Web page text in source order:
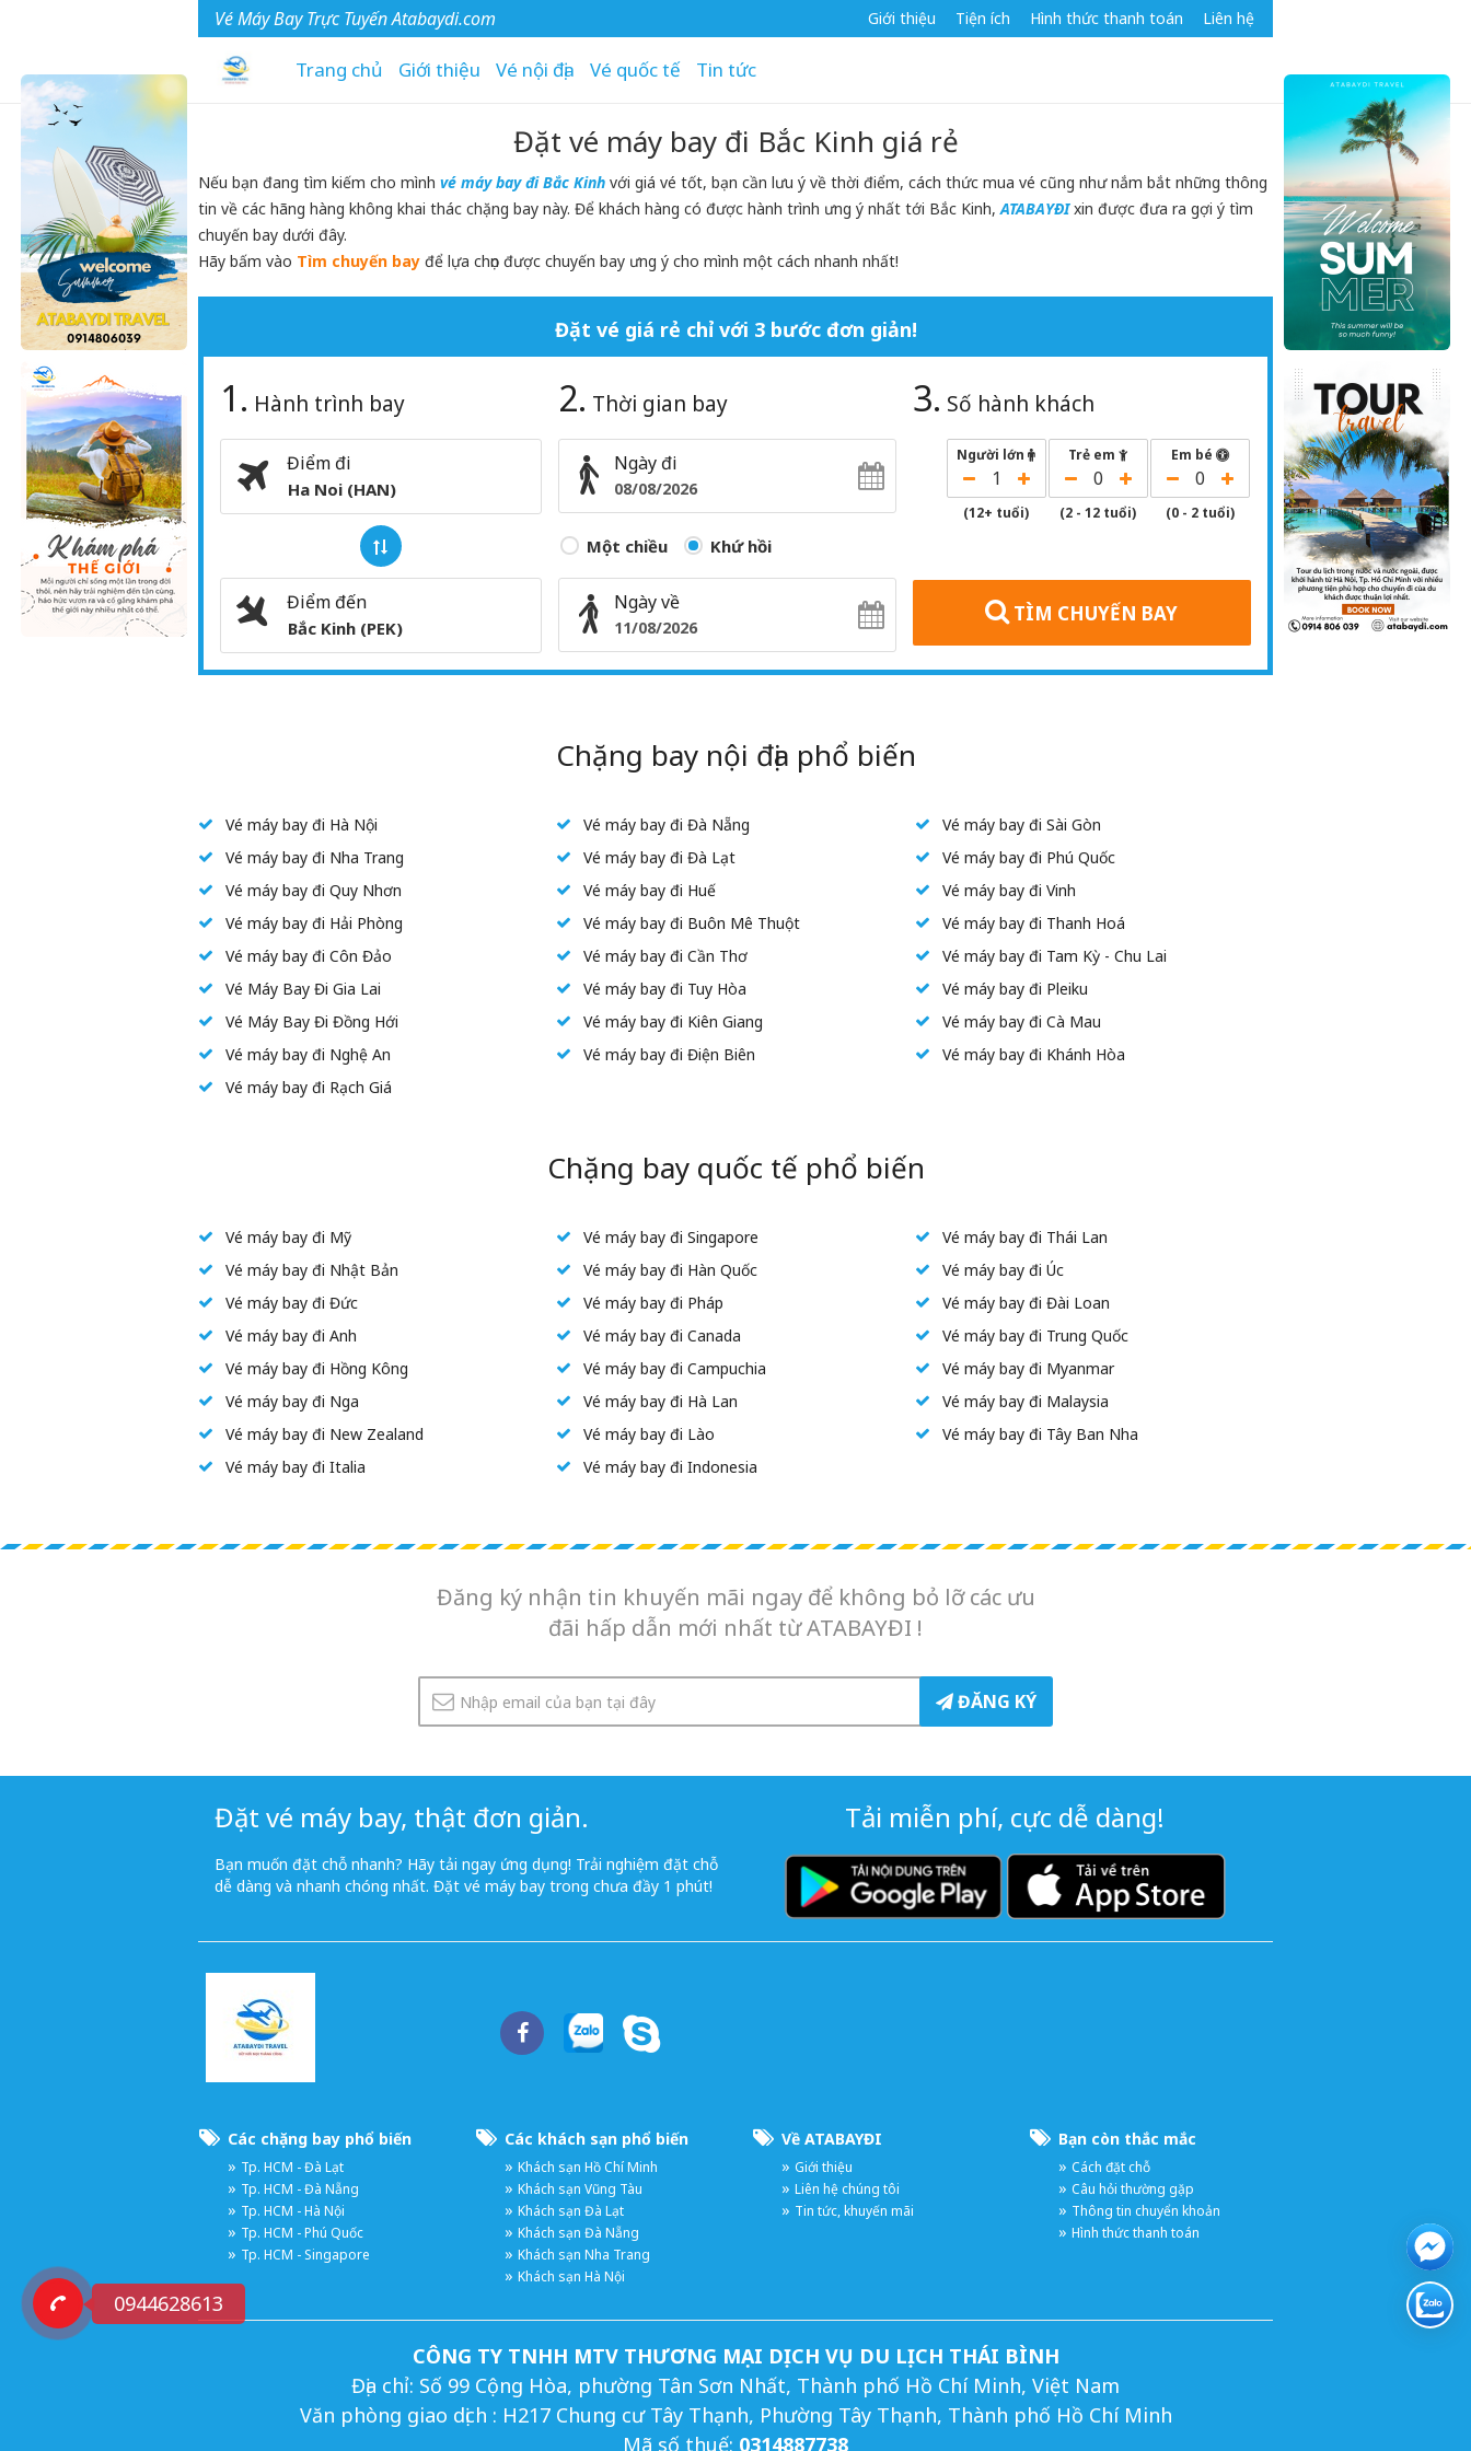
Vé Máy Bay Trực Tuyến Atabaydi.com Giới thiệu Tiện ích Hình thức thanh toán Liên hệ
Trang chủ Giới thiệu Vé nội địa Vé quốc tế Tin tức
Đặt vé máy bay đi Bắc Kinh giá rẻ
Nếu bạn đang tìm kiếm cho mình vé máy bay đi Bắc Kinh với giá vé tốt, bạn cần lưu ý về thời điểm, cách thức mua vé cũng như nắm bắt những thông
tin về các hãng hàng không khai thác chặng bay này. Để khách hàng có được hành trình ưng ý nhất tới Bắc Kinh,ATABAYĐIxin được đưa ra gợi ý tìm
chuyến bay dưới đây.
Hãy bấm vào Tìm chuyến bay để lựa chọn được chuyến bay ưng ý cho mình một cách nhanh nhất!
Đặt vé giá rẻ chỉ với 3 bước đơn giản!
1. Hành trình bay
Điểm đi
Ha Noi (HAN)
Điểm đến
Bắc Kinh (PEK)
2. Thời gian bay
Ngày đi
Một chiều Khứ hồi
Ngày về
3. Số hành khách
Người lớn
1
(12+ tuổi)
Trẻ em
0
(2 - 12 tuổi)
Em bé
0
(0 - 2 tuổi)
TÌM CHUYẾN BAY
Chặng bay nội địa phổ biến
Vé máy bay đi Hà Nội Vé máy bay đi Đà Nẵng
Vé máy bay đi Sài Gòn
Vé máy bay đi Nha Trang
Vé máy bay đi Đà Lạt
Vé máy bay đi Phú Quốc
Vé máy bay đi Quy Nhơn
Vé máy bay đi Huế
Vé máy bay đi Vinh
Vé máy bay đi Hải Phòng
Vé máy bay đi Buôn Mê Thuột
Vé máy bay đi Thanh Hoá
Vé máy bay đi Côn Đảo
Vé máy bay đi Cần Thơ
Vé máy bay đi Tam Kỳ - Chu Lai
Vé Máy Bay Đi Gia Lai
Vé máy bay đi Tuy Hòa
Vé máy bay đi Pleiku
Vé Máy Bay Đi Đồng Hới
Vé máy bay đi Kiên Giang
Vé máy bay đi Cà Mau
Vé máy bay đi Nghệ An
Vé máy bay đi Điện Biên
Vé máy bay đi Khánh Hòa
Vé máy bay đi Rạch Giá
Chặng bay quốc tế phổ biến
Vé máy bay đi Mỹ Vé máy bay đi Singapore
Vé máy bay đi Thái Lan
Vé máy bay đi Nhật Bản
Vé máy bay đi Hàn Quốc
Vé máy bay đi Úc
Vé máy bay đi Đức
Vé máy bay đi Pháp
Vé máy bay đi Đài Loan
Vé máy bay đi Anh
Vé máy bay đi Canada
Vé máy bay đi Trung Quốc
Vé máy bay đi Hồng Kông
Vé máy bay đi Campuchia
Vé máy bay đi Myanmar
Vé máy bay đi Nga
Vé máy bay đi Hà Lan
Vé máy bay đi Malaysia
Vé máy bay đi New Zealand
Vé máy bay đi Lào
Vé máy bay đi Tây Ban Nha
Vé máy bay đi Italia
Vé máy bay đi Indonesia
Đăng ký nhận tin khuyến mãi ngay để không bỏ lỡ các ưu
đãi hấp dẫn mới nhất từ ATABAYĐI !
ĐĂNG KÝ
0944628613
Đặt vé máy bay, thật đơn giản.
Bạn muốn đặt chỗ nhanh? Hãy tải ngay ứng dụng! Trải nghiệm đặt chỗ
dễ dàng và nhanh chóng nhất. Đặt vé máy bay trong chưa đầy 1 phút!
Tải miễn phí, cực dễ dàng!
Các chặng bay phổ biến
Tp. HCM - Đà Lạt
Tp. HCM - Đà Nẵng
Tp. HCM - Hà Nội
Tp. HCM - Phú Quốc
Tp. HCM - Singapore
Các khách sạn phổ biến
Khách sạn Hồ Chí Minh
Khách sạn Vũng Tàu
Khách sạn Đà Lạt
Khách sạn Đà Nẵng
Khách sạn Nha Trang
Khách sạn Hà Nội
Về ATABAYĐI
Giới thiệu
Liên hệ chúng tôi
Tin tức, khuyến mãi
Bạn còn thắc mắc
Cách đặt chỗ
Câu hỏi thường gặp
Thông tin chuyển khoản
Hình thức thanh toán
CÔNG TY TNHH MTV THƯƠNG MẠI DỊCH VỤ DU LỊCH THÁI BÌNH
Địa chỉ: Số 99 Cộng Hòa, phường Tân Sơn Nhất, Thành phố Hồ Chí Minh, Việt Nam
Văn phòng giao dịch : H217 Chung cư Tây Thạnh, Phường Tây Thạnh, Thành phố Hồ Chí Minh
Mã số thuế: 0314887738